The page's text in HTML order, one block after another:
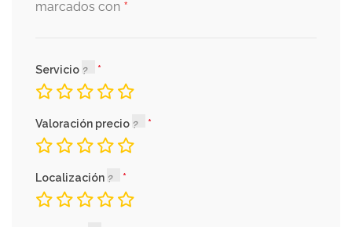
marcados con *
Servicio
Valoración precio
Localización